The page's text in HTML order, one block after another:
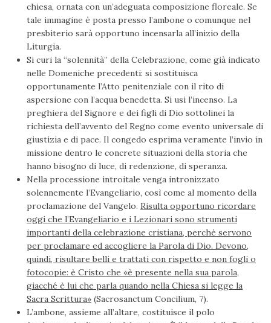
chiesa, ornata con un’adeguata composizione floreale. Se
tale immagine è posta presso l’ambone o comunque nel
presbiterio sarà opportuno incensarla all’inizio della
Liturgia.
Si curi la “solennità” della Celebrazione, come già indicato
nelle Domeniche precedenti: si sostituisca
opportunamente l’Atto penitenziale con il rito di
aspersione con l’acqua benedetta. Si usi l’incenso. La
preghiera del Signore e dei figli di Dio sottolinei la
richiesta dell’avvento del Regno come evento universale di
giustizia e di pace. Il congedo esprima veramente l’invio in
missione dentro le concrete situazioni della storia che
hanno bisogno di luce, di redenzione, di speranza.
Nella processione introitale venga intronizzato
solennemente l’Evangeliario, così come al momento della
proclamazione del Vangelo. Risulta opportuno ricordare
oggi che l’Evangeliario e i Lezionari sono strumenti
importanti della celebrazione cristiana, perché servono
per proclamare ed accogliere la Parola di Dio. Devono,
quindi, risultare belli e trattati con rispetto e non fogli o
fotocopie: è Cristo che «è presente nella sua parola,
giacché è lui che parla quando nella Chiesa si legge la
Sacra Scrittura» (Sacrosanctum Concilium, 7).
L’ambone, assieme all’altare, costituisce il polo